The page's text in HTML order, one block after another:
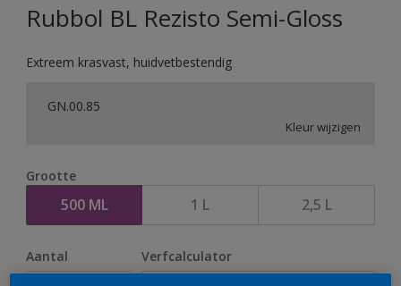
Rubbol BL Rezisto Semi-Gloss
Extreem krasvast, huidvetbestendig
GN.00.85
Kleur wijzigen
Grootte
500 ML 1 L 2,5 L
Aantal Verfcalculator